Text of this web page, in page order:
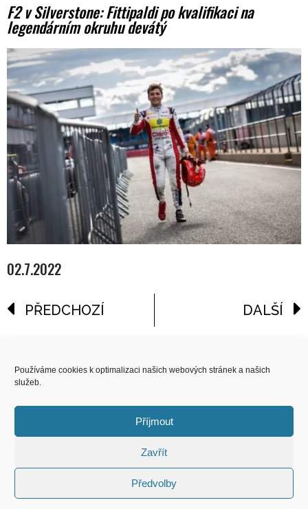
Používáme cookies k optimalizaci našich webových stránek a našich
služeb.
Příjmout
Zavřít
Předvolby
F2 v Silverstone: Fittipaldi po kvalifikaci na
legendárním okruhu devátý
02.7.2022
PŘEDCHOZÍ DALŠÍ
COPYRIGHT
© 2026 Speed Limit,
All Rights Reserved